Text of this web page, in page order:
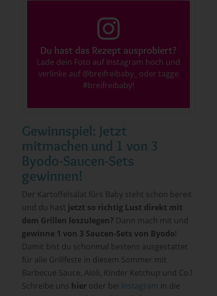
Du hast das Rezept ausprobiert?
Lade dein Foto auf Instagram hoch und
verlinke auf@breifreibaby_ oder tagge
#breifreibaby!
Gewinnspiel: Jetzt
mitmachen und 1 von 3
Byodo-Saucen-Sets
gewinnen!
Der Kartoffelsalat fürs Baby steht schon bereit
und du hast jetzt so richtig Lust direkt mit
dem Grillen loszulegen? Dann mach mit und
gewinne 1 von 3 Saucen-Sets von Byodo!
Damit bist du schonmal bestens ausgestattet
für alle Grillfeste in diesem Sommer mit
Barbecue Sauce, Aioli, Kinder Ketchup und Co.!
Schreibe uns hieroder bei Instagram in die